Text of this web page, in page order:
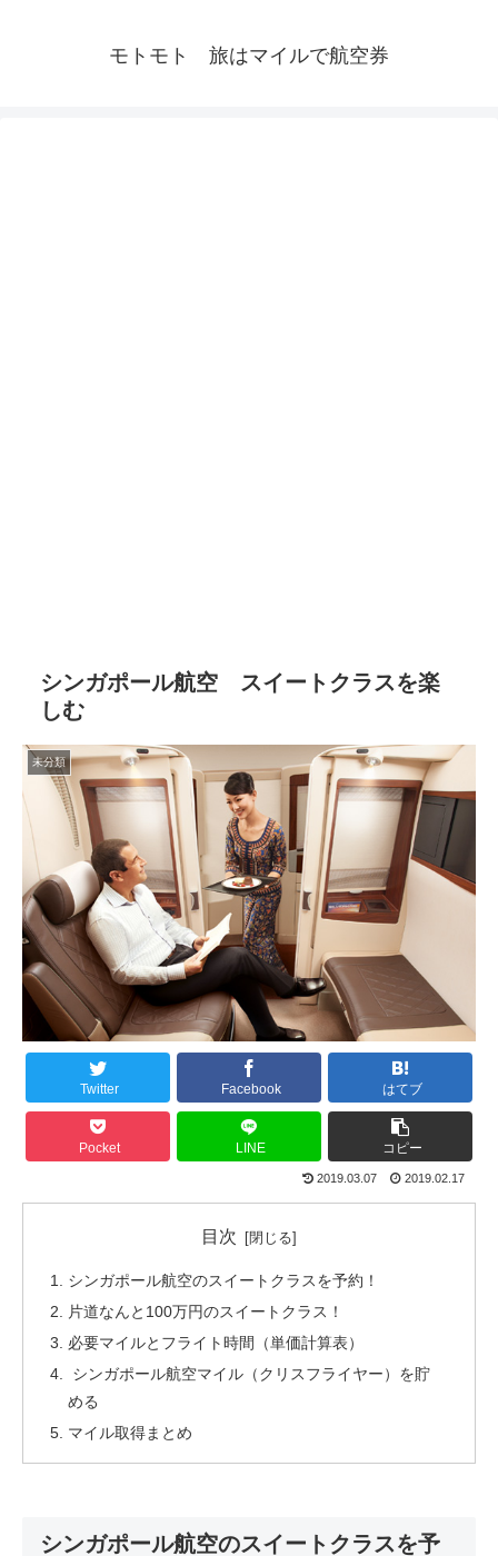
モトモト 旅はマイルで航空券
シンガポール航空 スイートクラスを楽
しむ
未分類
Twitter Facebook はてブ
Pocket LINE コピー
2019.03.07 2019.02.17
目次
シンガポール航空のスイートクラスを予約！
片道なんと100万円のスイートクラス！
必要マイルとフライト時間（単価計算表）
シンガポール航空マイル（クリスフライヤー）を貯
める
マイル取得まとめ
シンガポール航空のスイートクラスを予